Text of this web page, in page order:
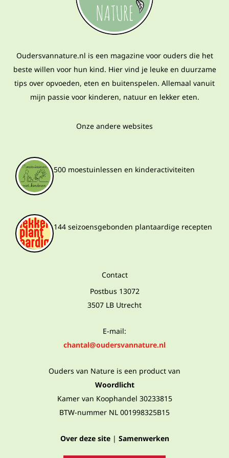
Oudersvannature.nl is een magazine voor ouders die het
beste willen voor hun kind. Hier vind je leuke en duurzame
tips over opvoeden, eten en buitenspelen. Allemaal vanuit
mijn passie voor kinderen, natuur en lekker eten.
Onze andere websites
500 moestuinlessen en kinderactiviteiten
144 seizoensgebonden plantaardige recepten
Contact
Postbus 13072
3507 LB Utrecht
E-mail:
chantal@oudersvannature.nl
Ouders van Nature is een product van
Woordlicht
Kamer van Koophandel 30233815
BTW-nummer NL 001998325B15
Over deze site| Samenwerken